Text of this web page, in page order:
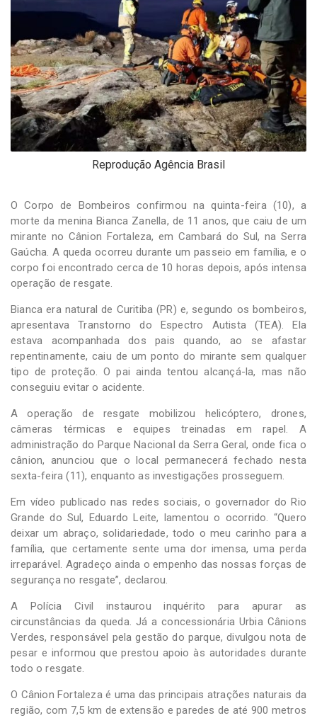
Tecnologia
Sistemas
Reprodução Agência Brasil
O Corpo de Bombeiros confirmou na quinta-feira (10), a
morte da menina Bianca Zanella, de 11 anos, que caiu de um
mirante no Cânion Fortaleza, em Cambará do Sul, na Serra
Gaúcha. A queda ocorreu durante um passeio em família, e o
corpo foi encontrado cerca de 10 horas depois, após intensa
operação de resgate.
Bianca era natural de Curitiba (PR) e, segundo os bombeiros,
apresentava Transtorno do Espectro Autista (TEA). Ela
estava acompanhada dos pais quando, ao se afastar
repentinamente, caiu de um ponto do mirante sem qualquer
tipo de proteção. O pai ainda tentou alcançá-la, mas não
conseguiu evitar o acidente.
A operação de resgate mobilizou helicóptero, drones,
câmeras térmicas e equipes treinadas em rapel. A
administração do Parque Nacional da Serra Geral, onde fica o
cânion, anunciou que o local permanecerá fechado nesta
sexta-feira (11), enquanto as investigações prosseguem.
Em vídeo publicado nas redes sociais, o governador do Rio
Grande do Sul, Eduardo Leite, lamentou o ocorrido. “Quero
deixar um abraço, solidariedade, todo o meu carinho para a
família, que certamente sente uma dor imensa, uma perda
irreparável. Agradeço ainda o empenho das nossas forças de
segurança no resgate”, declarou.
A Polícia Civil instaurou inquérito para apurar as
circunstâncias da queda. Já a concessionária Urbia Cânions
Verdes, responsável pela gestão do parque, divulgou nota de
pesar e informou que prestou apoio às autoridades durante
todo o resgate.
O Cânion Fortaleza é uma das principais atrações naturais da
região, com 7,5 km de extensão e paredes de até 900 metros